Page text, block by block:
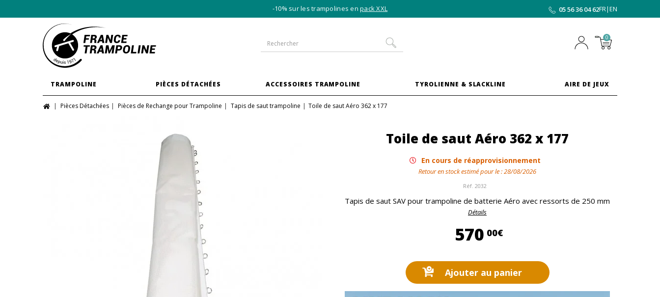
-10% sur les trampolines enpack XXL 05 56 36 04 62FR|EN
0
TRAMPOLINE PIÈCES DÉTACHÉES ACCESSOIRES TRAMPOLINE TYROLIENNE & SLACKLINE AIRE DE JEUX
Pièces Détachées Pièces de Rechange pour Trampoline Tapis de saut trampoline Toile de saut Aéro 362 x 177
Toile de saut Aéro 362 x 177
En cours de réapprovisionnement
Retour en stock estimé pour le :28/08/2026
Réf. 2032
Tapis de saut SAV pour trampoline de batterie Aéro avec ressorts de 250 mm
Détails
570 00€570,00 €
Ajouter au panier